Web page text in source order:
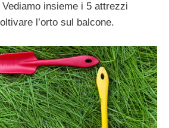
insieme i 5 attrezzi
l’orto sul balcone.